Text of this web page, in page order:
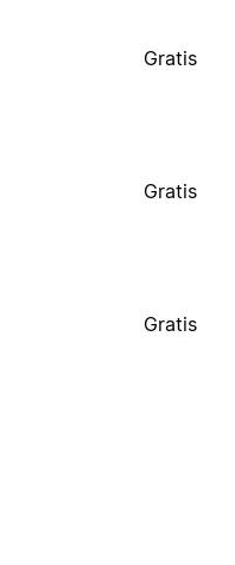
Gratis
Gratis
Gratis